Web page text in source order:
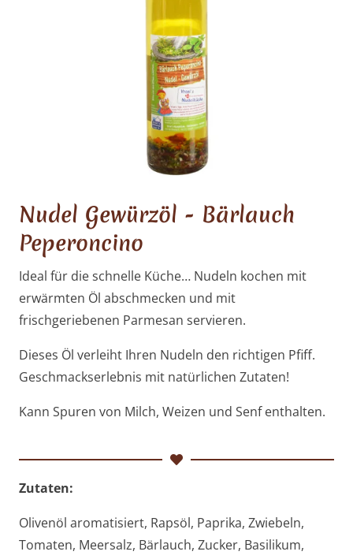
Nudel Gewürzöl - Bärlauch
Peperoncino
Ideal für die schnelle Küche… Nudeln kochen mit
erwärmten Öl abschmecken und mit
frischgeriebenen Parmesan servieren.
Dieses Öl verleiht Ihren Nudeln den richtigen Pfiff.
Geschmackserlebnis mit natürlichen Zutaten!
Kann Spuren von Milch, Weizen und Senf enthalten.
Zutaten:
Olivenöl aromatisiert, Rapsöl, Paprika, Zwiebeln,
Tomaten, Meersalz, Bärlauch, Zucker, Basilikum,